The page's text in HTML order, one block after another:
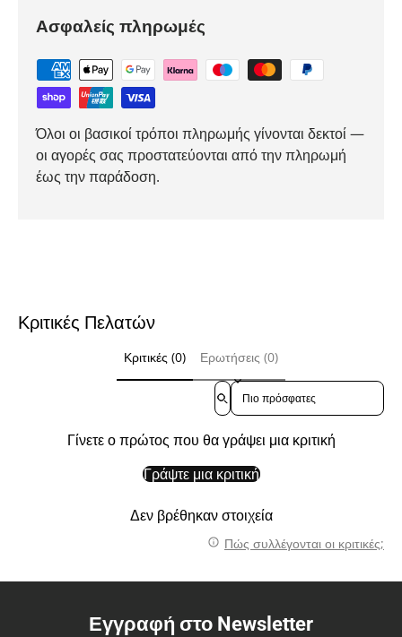
Ασφαλείς πληρωμές
Όλοι οι βασικοί τρόποι πληρωμής γίνονται δεκτοί —
οι αγορές σας προστατεύονται από την πληρωμή
έως την παράδοση.
Κριτικές Πελατών
Κριτικές (0) Ερωτήσεις (0)
Sort reviews by
Γίνετε ο πρώτος που θα γράψει μια κριτική
Γράψτε μια κριτική
Δεν βρέθηκαν στοιχεία
Πώς συλλέγονται οι κριτικές;
Εγγραφή στο Newsletter